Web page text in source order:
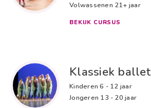
Volwassenen 21+ jaar
BEKIJK CURSUS
Klassiek ballet
Kinderen 6 - 12 jaar
Jongeren 13 - 20 jaar